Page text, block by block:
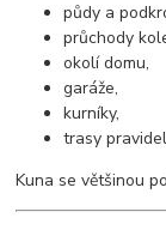
půdy a
průchody
okolí domu,
garáže,
kurníky,
trasy
Kuna se většinou